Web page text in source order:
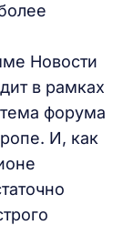
Новости
в рамках
форума
И, как